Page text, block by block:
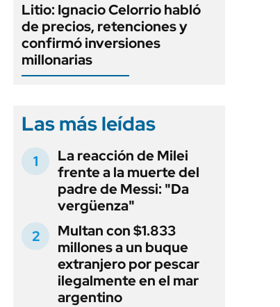
Litio: Ignacio Celorrio habló
de precios, retenciones y
confirmó inversiones
millonarias
Las más leídas
La reacción de Milei
frente a la muerte del
padre de Messi: "Da
vergüenza"
Multan con $1.833
millones a un buque
extranjero por pescar
ilegalmente en el mar
argentino